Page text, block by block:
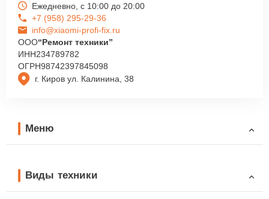
г. Киров ул. Калинина, 38
Ежедневно, с 10:00 до 20:00
+7 (958) 295-29-36
info@xiaomi-profi-fix.ru
ООО“Ремонт техники”
ИНН234789782
ОГРН98742397845098
Меню
Виды техники